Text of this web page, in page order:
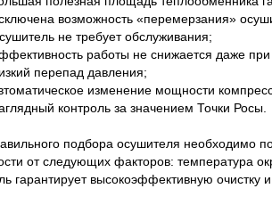
возможность «перемерзания»
не требует обслуживания;
работы не снижается даже при
перепад давления;
изменение мощности
контроль за значением Точки Росы.
подбора осушителя необходимо
от следующих факторов: температура
гарантирует высокоэффективную очистку и